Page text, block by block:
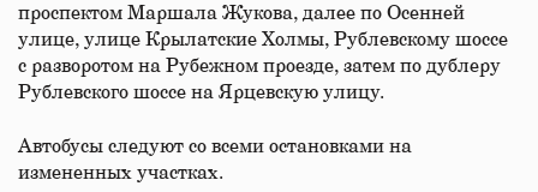
проспектом Маршала Жукова, далее по Осенней
улице, улице Крылатские Холмы, Рублевскому шоссе
с разворотом на Рубежном проезде, затем по дублеру
Рублевского шоссе на Ярцевскую улицу.
Автобусы следуют со всеми остановками на
измененных участках.